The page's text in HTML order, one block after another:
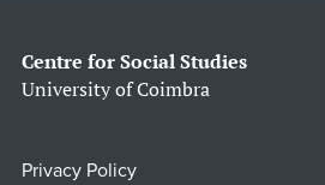
Centre for Social Studies
University of Coimbra
Privacy Policy